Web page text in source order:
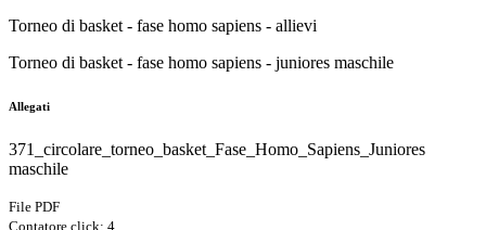
Torneo di basket - fase homo sapiens - allievi
Torneo di basket - fase homo sapiens - juniores maschile
Allegati
371_circolare_torneo_basket_Fase_Homo_Sapiens_Juniores
maschile
File PDF
Contatore click: 4